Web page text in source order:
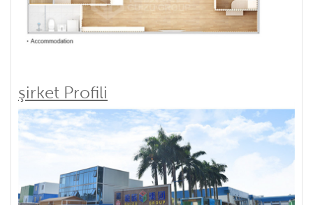
şirket Profili